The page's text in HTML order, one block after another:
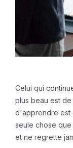
Celui qui
plus beau est
d'apprendre est
seule chose que
et ne regrette